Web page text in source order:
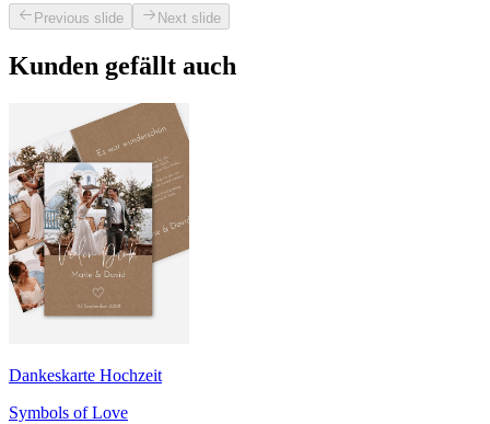
Previous slide Next slide
Kunden gefällt auch
Dankeskarte Hochzeit
Symbols of Love